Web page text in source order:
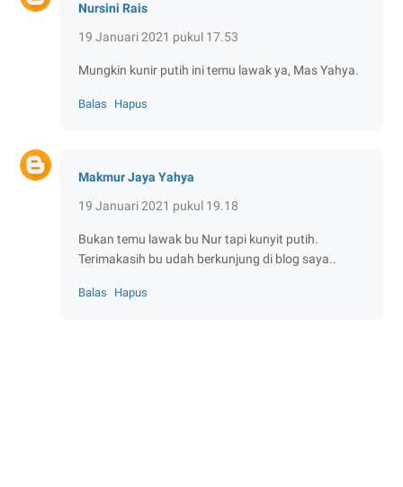
Nursini Rais
19 Januari 2021 pukul 17.53
Mungkin kunir putih ini temu lawak ya, Mas Yahya.
Balas Hapus
Makmur Jaya Yahya
19 Januari 2021 pukul 19.18
Bukan temu lawak bu Nur tapi kunyit putih.
Terimakasih bu udah berkunjung di blog saya..
Balas Hapus